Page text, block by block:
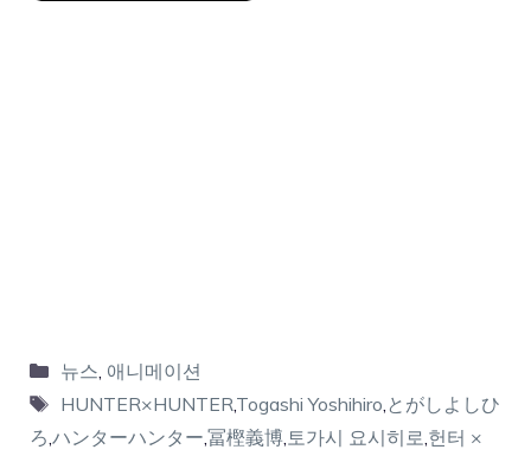
뉴스 애니메이션
HUNTER×HUNTER Togashi Yoshihiro とがしよしひ
ろ ハンターハンター 冨樫義博 토가시 요시히로 헌터 ×